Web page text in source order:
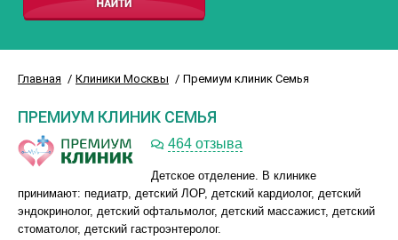
Главная Клиники Москвы Премиум клиник Семья
ПРЕМИУМ КЛИНИК СЕМЬЯ
464 отзыва
Детское отделение. В клинике
принимают: педиатр, детский ЛОР, детский кардиолог, детский
эндокринолог, детский офтальмолог, детский массажист, детский
стоматолог, детский гастроэнтеролог.